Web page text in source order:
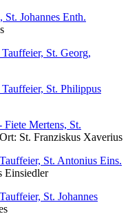
St. Johannes Enth.
St. Georg,
St. Philippus
Fiete Mertens, St.
St. Franziskus Xaverius
St. Antonius Eins.
Einsiedler
St. Johannes